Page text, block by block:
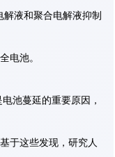
解液和聚合电解液抑制
电池。
池蔓延的重要原因，
于这些发现，研究人